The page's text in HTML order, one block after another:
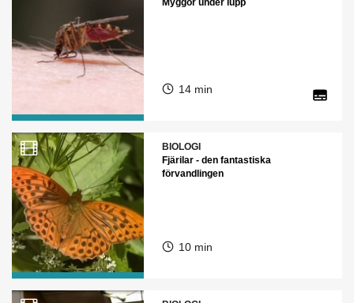
Myggor under lupp
14 min
BIOLOGI
Fjärilar - den fantastiska
förvandlingen
10 min